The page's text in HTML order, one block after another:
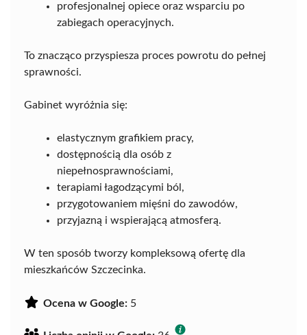
profesjonalnej opiece oraz wsparciu po
zabiegach operacyjnych.
To znacząco przyspiesza proces powrotu do pełnej
sprawności.
Gabinet wyróżnia się:
elastycznym grafikiem pracy,
dostępnością dla osób z
niepełnosprawnościami,
terapiami łagodzącymi ból,
przygotowaniem mięśni do zawodów,
przyjazną i wspierającą atmosferą.
W ten sposób tworzy kompleksową ofertę dla
mieszkańców Szczecinka.
Ocena w Google: 5